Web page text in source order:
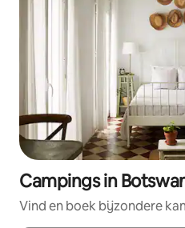
Campings in
Vind en boek bijzondere